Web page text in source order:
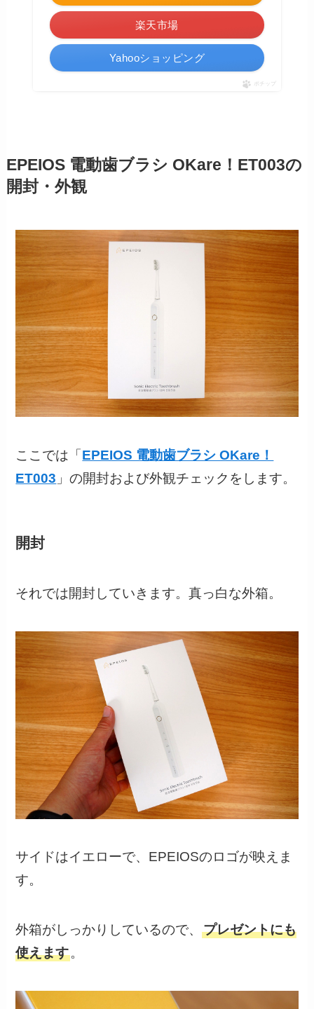
楽天市場
Yahooショッピング
ポチップ
EPEIOS 電動歯ブラシ OKare！ET003の
開封・外観
ここでは「 EPEIOS 電動歯ブラシ OKare！
ET003 」の開封および外観チェックをします。
開封
それでは開封していきます。真っ白な外箱。
サイドはイエローで、EPEIOSのロゴが映えま
す。
外箱がしっかりしているので、プレゼントにも
使えます。